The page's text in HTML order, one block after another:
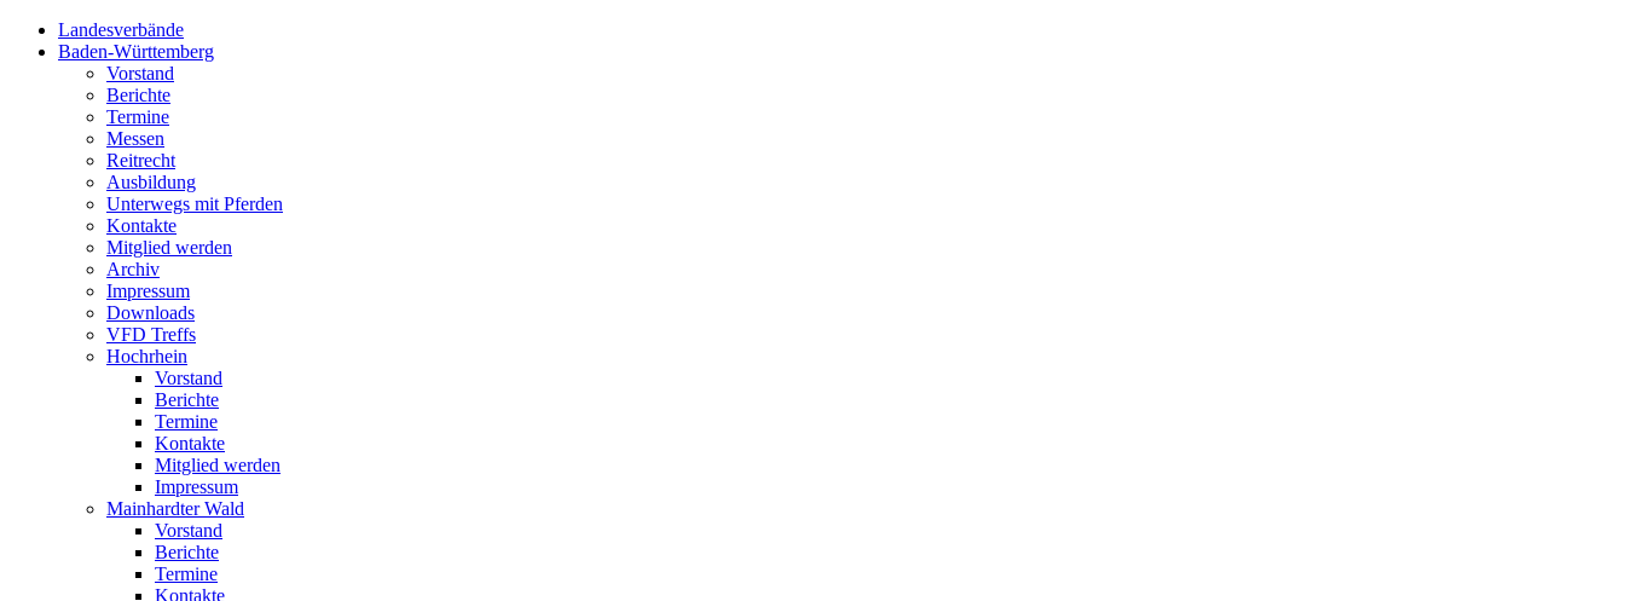
Landesverbände
Baden-Württemberg
Vorstand
Berichte
Termine
Messen
Reitrecht
Ausbildung
Unterwegs mit Pferden
Kontakte
Mitglied werden
Archiv
Impressum
Downloads
VFD Treffs
Hochrhein
Vorstand
Berichte
Termine
Kontakte
Mitglied werden
Impressum
Mainhardter Wald
Vorstand
Berichte
Termine
Kontakte